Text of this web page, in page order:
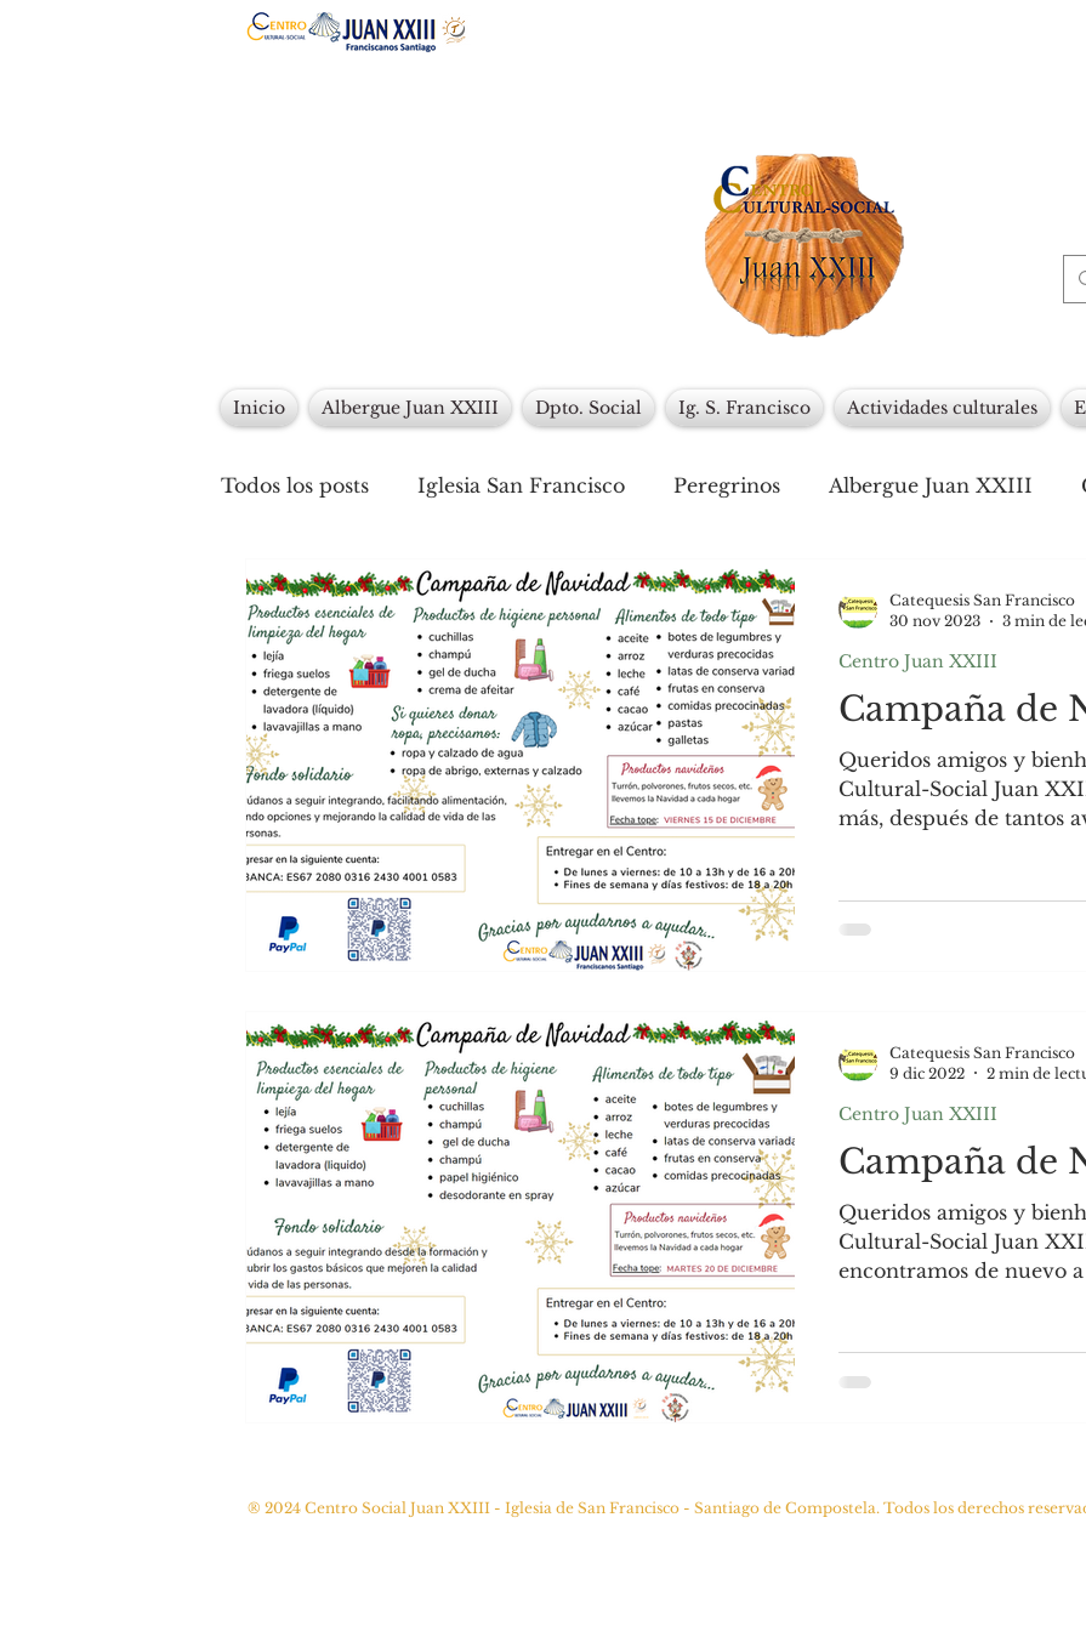
Inicio Albergue Juan XXIII Dpto. Social Ig. S. Francisco Actividades culturales
Todos los posts Iglesia San Francisco Peregrinos Albergue Juan XXIII
Centro Juan XXIII Escuela de Tiempo Libre
Campaña de
Queridos amigos y
Cultural-Social Juan
más, después de tantos
Centro Juan XXIII
Catequesis San Francisco
30 nov 2023
3 min de
Campaña de
Queridos amigos y
Cultural-Social Juan
encontramos de nuevo
Centro Juan XXIII
Catequesis San Francisco
9 dic 2022
2 min de
® 2024 Centro Social Juan XXIII - Iglesia de San Francisco - Santiago de Compostela. Todos los derechos